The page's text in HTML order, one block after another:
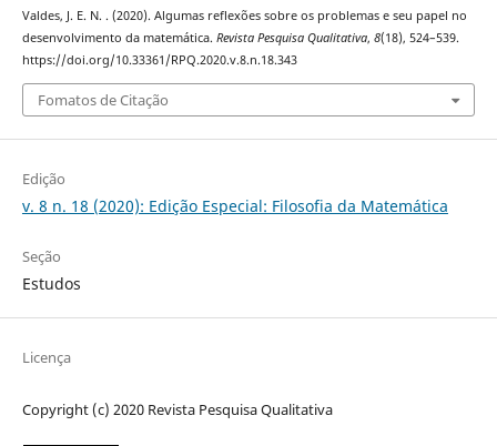
Valdes, J. E. N. . (2020). Algumas reflexões sobre os problemas e seu papel no
desenvolvimento da matemática. Revista Pesquisa Qualitativa, 8(18), 524–539.
https://doi.org/10.33361/RPQ.2020.v.8.n.18.343
Fomatos de Citação
Edição
v. 8 n. 18 (2020): Edição Especial: Filosofia da Matemática
Seção
Estudos
Licença
Copyright (c) 2020 Revista Pesquisa Qualitativa